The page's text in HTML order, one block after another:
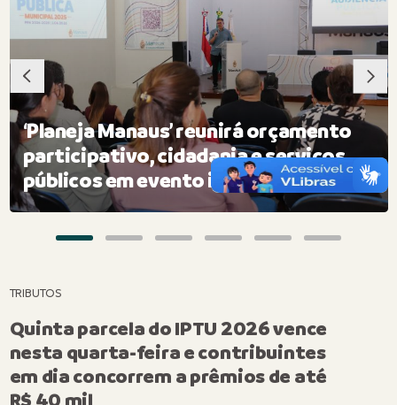
‘Planeja Manaus’ reunirá orçamento
participativo, cidadania e serviços
públicos em evento inédito na capital
TRIBUTOS
Quinta parcela do IPTU 2026 vence
nesta quarta-feira e contribuintes
em dia concorrem a prêmios de até